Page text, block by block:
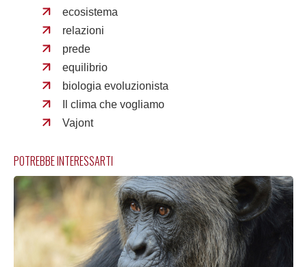
ecosistema
relazioni
prede
equilibrio
biologia evoluzionista
Il clima che vogliamo
Vajont
POTREBBE INTERESSARTI